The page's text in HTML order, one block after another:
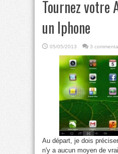
Tournez votre
un Iphone
05/05/2013 3
Au départ, je dois
n'y a aucun moyen de